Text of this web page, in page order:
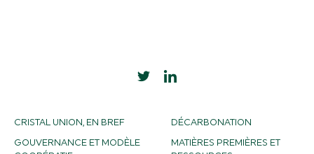
CRISTAL UNION, EN BREF
GOUVERNANCE ET MODÈLE
DÉCARBONATION
MATIÈRES PREMIÈRES ET